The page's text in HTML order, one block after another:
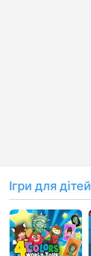
Ігри для дітей